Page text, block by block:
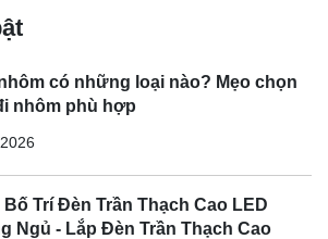
có những loại nào? Mẹo chọn
nhôm phù hợp
Bố Trí Đèn Trần Thạch Cao LED
Ngủ - Lắp Đèn Trần Thạch Cao